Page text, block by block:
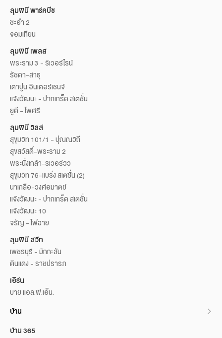
ลุมพินี พาร์คบีช
ชะอำ 2
จอมเทียน
ลุมพินี เพลส
พระราม 3 - ริเวอร์ไรน์
รัชดา-สาธุ
เตาปูน อินเตอร์เชนจ์
แจ้งวัฒนะ - ปากเกร็ด สเตชั่น
ยูดี - โพศรี
ลุมพินี วิลล์
สุขุมวิท 101/1 - ปุณณวิถี
สุขสวัสดิ์-พระราม 2
พระนั่งเกล้า-ริเวอร์วิว
สุขุมวิท 76-แบริ่ง สเตชั่น (2)
นาเกลือ-วงศ์อมาตย์
แจ้งวัฒนะ - ปากเกร็ด สเตชั่น
แจ้งวัฒนะ 10
จรัญ - ไฟฉาย
ลุมพินี สวีท
เพชรบุรี - มักกะสัน
ดินแดง - ราชปรารภ
เอิร์น
บาย แอล.พี.เอ็น.
บ้าน
บ้าน 365